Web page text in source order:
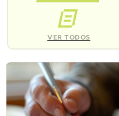
VER TODOS